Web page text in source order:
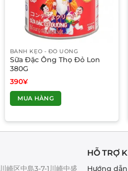
BÁNH KẸO - ĐỒ UỐNG
Sữa Đặc Ông Thọ Đỏ Lon
380G
390¥
MUA HÀNG
区中島3-7-1川崎中盛
HỖ TRỢ
Hướng